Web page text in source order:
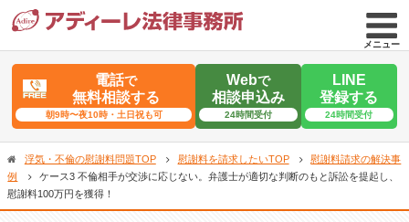
メニュー
電話で
無料相談する
朝9時〜夜10時・土日祝も可
Webで
相談申込み
24時間受付
LINE
登録する
24時間受付
浮気・不倫の慰謝料問題TOP 慰謝料を請求したいTOP
慰謝料請求の解決事
例
ケース3 不倫相手が交渉に応じない。弁護士が適切な判断のもと訴訟を提起し、
慰謝料100万円を獲得！